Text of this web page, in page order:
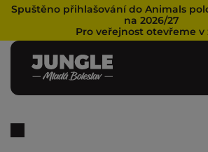
Spuštěno přihlašování do Animals
na 2026/27
Pro veřejnost otevřeme v